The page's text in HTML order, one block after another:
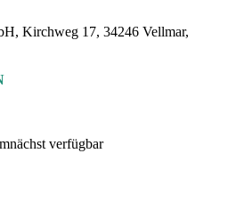
Kirchweg 17, 34246 Vellmar,
verfügbar